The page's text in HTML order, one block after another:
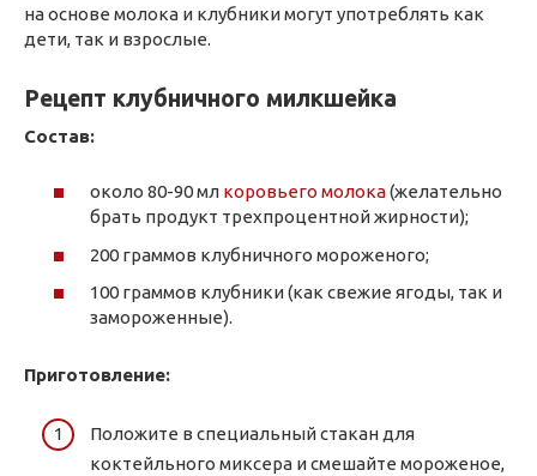
на основе молока и клубники могут употреблять как
дети, так и взрослые.
Рецепт клубничного милкшейка
Состав:
около 80-90 мл коровьего молока(желательно
брать продукт трехпроцентной жирности);
200 граммов клубничного мороженого;
100 граммов клубники (как свежие ягоды, так и
замороженные).
Приготовление:
Положите в специальный стакан для
коктейльного миксера и смешайте мороженое,